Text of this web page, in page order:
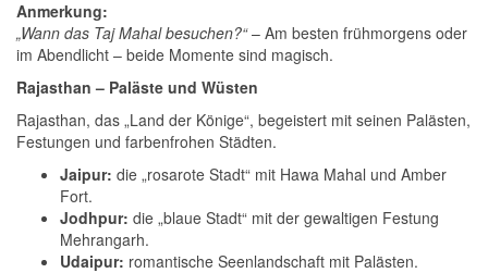
Anmerkung:
„Wann das Taj Mahal besuchen?“– Am besten frühmorgens oder
im Abendlicht – beide Momente sind magisch.
Rajasthan – Paläste und Wüsten
Rajasthan, das „Land der Könige“, begeistert mit seinen Palästen,
Festungen und farbenfrohen Städten.
Jaipur: die „rosarote Stadt“ mit Hawa Mahal und Amber
Fort.
Jodhpur: die „blaue Stadt“ mit der gewaltigen Festung
Mehrangarh.
Udaipur: romantische Seenlandschaft mit Palästen.